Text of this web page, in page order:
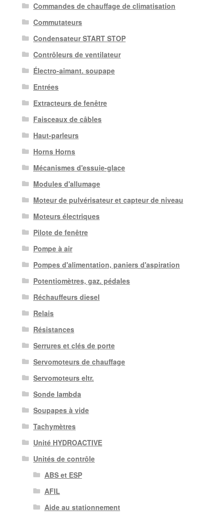
Commandes de chauffage de climatisation
Commutateurs
Condensateur START STOP
Contrôleurs de ventilateur
Électro-aimant. soupape
Entrées
Extracteurs de fenêtre
Faisceaux de câbles
Haut-parleurs
Horns Horns
Mécanismes d'essuie-glace
Modules d'allumage
Moteur de pulvérisateur et capteur de niveau
Moteurs électriques
Pilote de fenêtre
Pompe à air
Pompes d'alimentation, paniers d'aspiration
Potentiomètres, gaz. pédales
Réchauffeurs diesel
Relais
Résistances
Serrures et clés de porte
Servomoteurs de chauffage
Servomoteurs eltr.
Sonde lambda
Soupapes à vide
Tachymètres
Unité HYDROACTIVE
Unités de contrôle
ABS et ESP
AFIL
Aide au stationnement